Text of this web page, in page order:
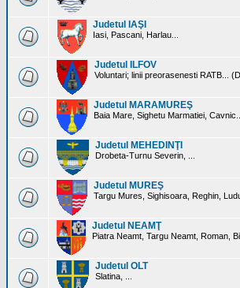
Judetul IAŞI
Iasi, Pascani, Harlau...
Judetul ILFOV
Voluntari; linii preorasenesti RATB...
Judetul MARAMUREŞ
Baia Mare, Sighetu Marmatiei, Cavnic...
Judetul MEHEDINŢI
Drobeta-Turnu Severin, ...
Judetul MUREŞ
Targu Mures, Sighisoara, Reghin,
Judetul NEAMŢ
Piatra Neamt, Targu Neamt, Roman,
Judetul OLT
Slatina, ...